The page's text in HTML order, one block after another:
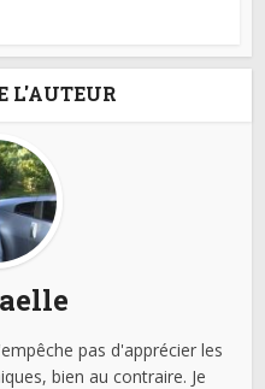
L'AUTEUR
pas d'apprécier les
bien au contraire. Je